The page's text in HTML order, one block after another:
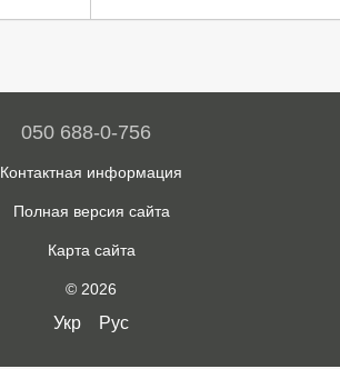
050 688-0-756
Контактная информация
Полная версия сайта
Карта сайта
© 2026
Укр Рус